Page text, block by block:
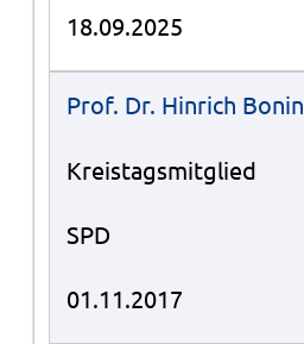
18.09.2025
Prof. Dr. Hinrich Bonin
Kreistagsmitglied
SPD
01.11.2017